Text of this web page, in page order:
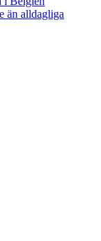
än alldagliga